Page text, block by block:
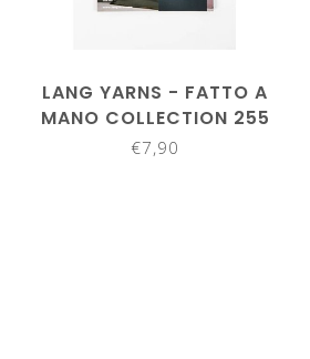
LANG YARNS - FATTO A
MANO COLLECTION 255
€7,90